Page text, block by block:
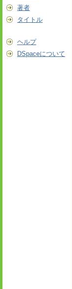
著者
タイトル
ヘルプ
DSpaceについて